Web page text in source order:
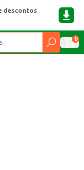
descontos
0